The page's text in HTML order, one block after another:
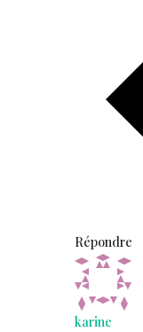
Répondre
karine